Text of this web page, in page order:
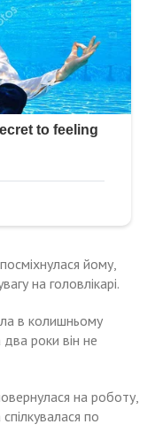
йому,
на головлікарі.
в колишньому
два роки він не
на роботу,
по